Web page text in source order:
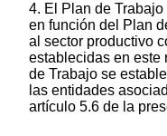
4. El Plan de
en función del Plan
al sector productivo
establecidas en este
de Trabajo se
las entidades
artículo 5.6 de la